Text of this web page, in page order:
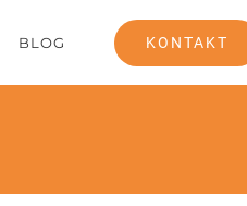
BLOG KONTAKT